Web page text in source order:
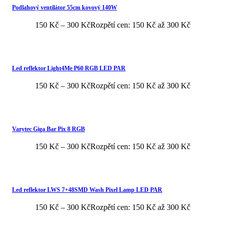
Podlahový ventilátor 55cm kovový 140W
150 Kč – 300 KčRozpětí cen: 150 Kč až 300 Kč
Led reflektor Light4Me P60 RGB LED PAR
150 Kč – 300 KčRozpětí cen: 150 Kč až 300 Kč
Varytec Giga Bar Pix 8 RGB
150 Kč – 300 KčRozpětí cen: 150 Kč až 300 Kč
Led reflektor LWS 7+48SMD Wash Pixel Lamp LED PAR
150 Kč – 300 KčRozpětí cen: 150 Kč až 300 Kč